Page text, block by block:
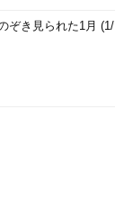
ぞき見られた1月 (1/